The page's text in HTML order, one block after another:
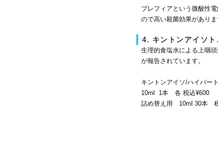
プレフィアという微酸性
ので高い殺菌効果があり
4. キントンアイソ
生理的食塩水による上咽
が報告されています。
キントンアイソ/ハイパ
10ml 1本 各 税込¥600
詰め替え用 10ml 30本